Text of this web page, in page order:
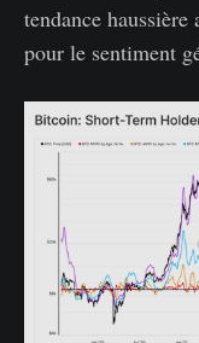
tendance
pour le sentiment